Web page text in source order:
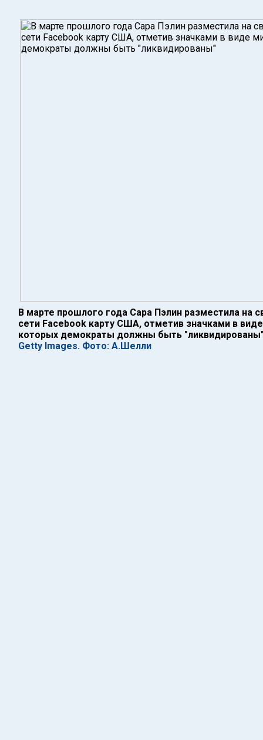
В марте прошлого года Сара Пэлин разместила на
сети Facebook карту США, отметив значками в
которых демократы должны быть
Getty Images. Фото: А.Шелли